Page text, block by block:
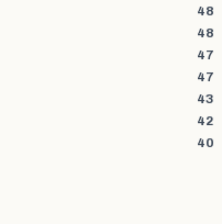
48
48
47
47
43
42
40